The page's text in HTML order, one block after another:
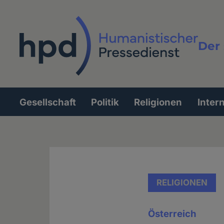
Hauptnavigation
Gesellschaft Politik Religionen
RELIGIONEN
Österreich